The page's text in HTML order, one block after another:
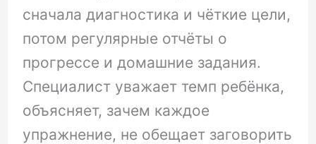
сначала диагностика и чёткие цели,
потом регулярные отчёты о
прогрессе и домашние задания.
Специалист уважает темп ребёнка,
объясняет, зачем каждое
упражнение, не обещает заговорить